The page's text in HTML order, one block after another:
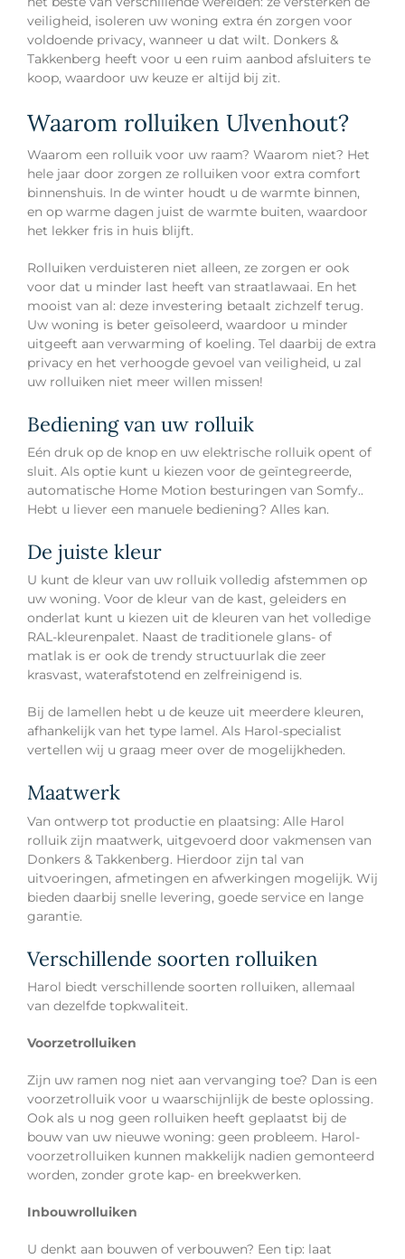
veiligheid, isoleren uw woning extra én zorgen voor
voldoende privacy, wanneer u dat wilt. Donkers &
Takkenberg heeft voor u een ruim aanbod afsluiters te
koop, waardoor uw keuze er altijd bij zit.
Waarom rolluiken Ulvenhout?
Waarom een rolluik voor uw raam? Waarom niet? Het
hele jaar door zorgen ze rolluiken voor extra comfort
binnenshuis. In de winter houdt u de warmte binnen,
en op warme dagen juist de warmte buiten, waardoor
het lekker fris in huis blijft.
Rolluiken verduisteren niet alleen, ze zorgen er ook
voor dat u minder last heeft van straatlawaai. En het
mooist van al: deze investering betaalt zichzelf terug.
Uw woning is beter geïsoleerd, waardoor u minder
uitgeeft aan verwarming of koeling. Tel daarbij de extra
privacy en het verhoogde gevoel van veiligheid, u zal
uw rolluiken niet meer willen missen!
Bediening van uw rolluik
Eén druk op de knop en uw elektrische rolluik opent of
sluit. Als optie kunt u kiezen voor de geïntegreerde,
automatische Home Motion besturingen van Somfy..
Hebt u liever een manuele bediening? Alles kan.
De juiste kleur
U kunt de kleur van uw rolluik volledig afstemmen op
uw woning. Voor de kleur van de kast, geleiders en
onderlat kunt u kiezen uit de kleuren van het volledige
RAL-kleurenpalet. Naast de traditionele glans- of
matlak is er ook de trendy structuurlak die zeer
krasvast, waterafstotend en zelfreinigend is.
Bij de lamellen hebt u de keuze uit meerdere kleuren,
afhankelijk van het type lamel. Als Harol-specialist
vertellen wij u graag meer over de mogelijkheden.
Maatwerk
Van ontwerp tot productie en plaatsing: Alle Harol
rolluik zijn maatwerk, uitgevoerd door vakmensen van
Donkers & Takkenberg. Hierdoor zijn tal van
uitvoeringen, afmetingen en afwerkingen mogelijk. Wij
bieden daarbij snelle levering, goede service en lange
garantie.
Verschillende soorten rolluiken
Harol biedt verschillende soorten rolluiken, allemaal
van dezelfde topkwaliteit.
Voorzetrolluiken
Zijn uw ramen nog niet aan vervanging toe? Dan is een
voorzetrolluik voor u waarschijnlijk de beste oplossing.
Ook als u nog geen rolluiken heeft geplaatst bij de
bouw van uw nieuwe woning: geen probleem. Harol-
voorzetrolluiken kunnen makkelijk nadien gemonteerd
worden, zonder grote kap- en breekwerken.
Inbouwrolluiken
U denkt aan bouwen of verbouwen? Een tip: laat